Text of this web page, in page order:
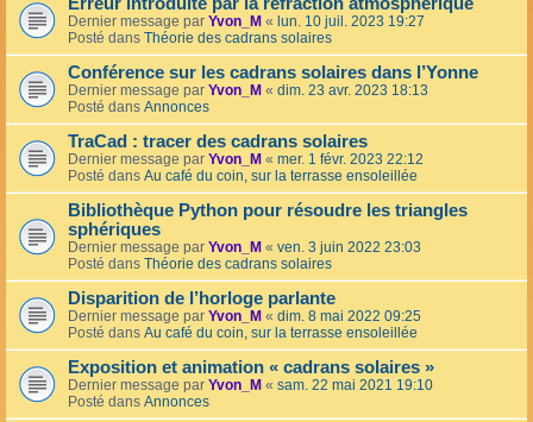
Erreur introduite par la réfraction atmosphérique
Dernier message par Yvon_M « lun. 10 juil. 2023 19:27
Posté dans Théorie des cadrans solaires
Conférence sur les cadrans solaires dans l’Yonne
Dernier message par Yvon_M « dim. 23 avr. 2023 18:13
Posté dans Annonces
TraCad : tracer des cadrans solaires
Dernier message par Yvon_M « mer. 1 févr. 2023 22:12
Posté dans Au café du coin, sur la terrasse ensoleillée
Bibliothèque Python pour résoudre les triangles
sphériques
Dernier message par Yvon_M « ven. 3 juin 2022 23:03
Posté dans Théorie des cadrans solaires
Disparition de l’horloge parlante
Dernier message par Yvon_M « dim. 8 mai 2022 09:25
Posté dans Au café du coin, sur la terrasse ensoleillée
Exposition et animation « cadrans solaires »
Dernier message par Yvon_M « sam. 22 mai 2021 19:10
Posté dans Annonces